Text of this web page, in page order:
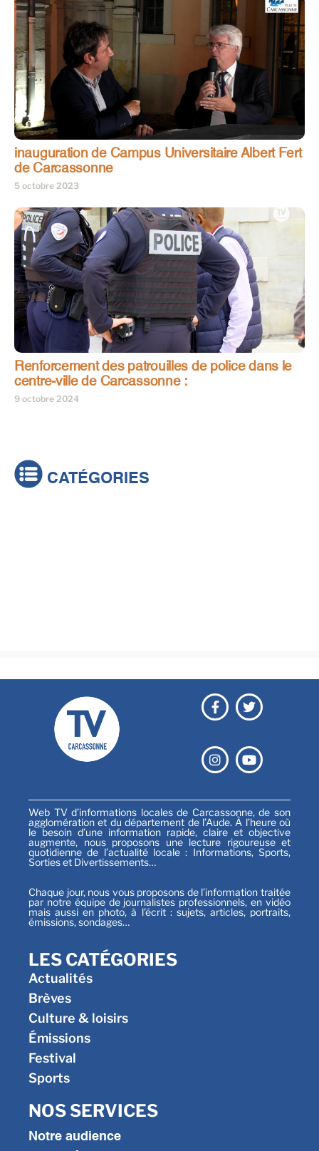
inauguration de Campus Universitaire Albert Fert
de Carcassonne
5 octobre 2023
Renforcement des patrouilles de police dans le
centre-ville de Carcassonne :
9 octobre 2024
CATÉGORIES
Web TV d’informations locales de Carcassonne, de son
agglomération et du département de l’Aude. À l’heure où
le besoin d’une information rapide, claire et objective
augmente, nous proposons une lecture rigoureuse et
quotidienne de l’actualité locale : Informations, Sports,
Sorties et Divertissements…
Chaque jour, nous vous proposons de l’information traitée
par notre équipe de journalistes professionnels, en vidéo
mais aussi en photo, à l’écrit : sujets, articles, portraits,
émissions, sondages…
LES CATÉGORIES
Actualités
Brèves
Culture & loisirs
Émissions
Festival
Sports
NOS SERVICES
Notre audience